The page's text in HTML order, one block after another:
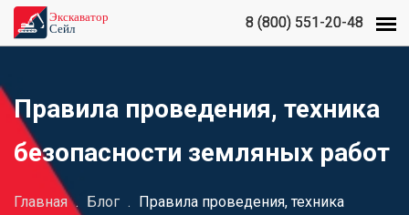
8 (800) 551-20-48
8 (800) 551-20-48
Правила проведения, техника
безопасности земляных работ
Главная . Блог . Правила проведения, техника